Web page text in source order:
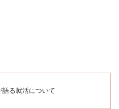
語る就活について